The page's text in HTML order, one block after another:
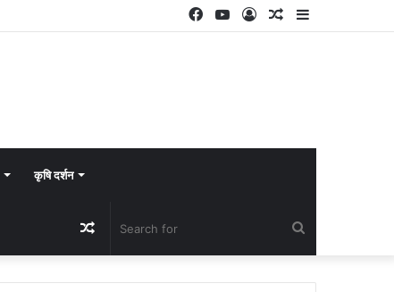
Sidebar
Random
Log
YouTube
Facebook
कृषि दर्शन
for
Random
Article